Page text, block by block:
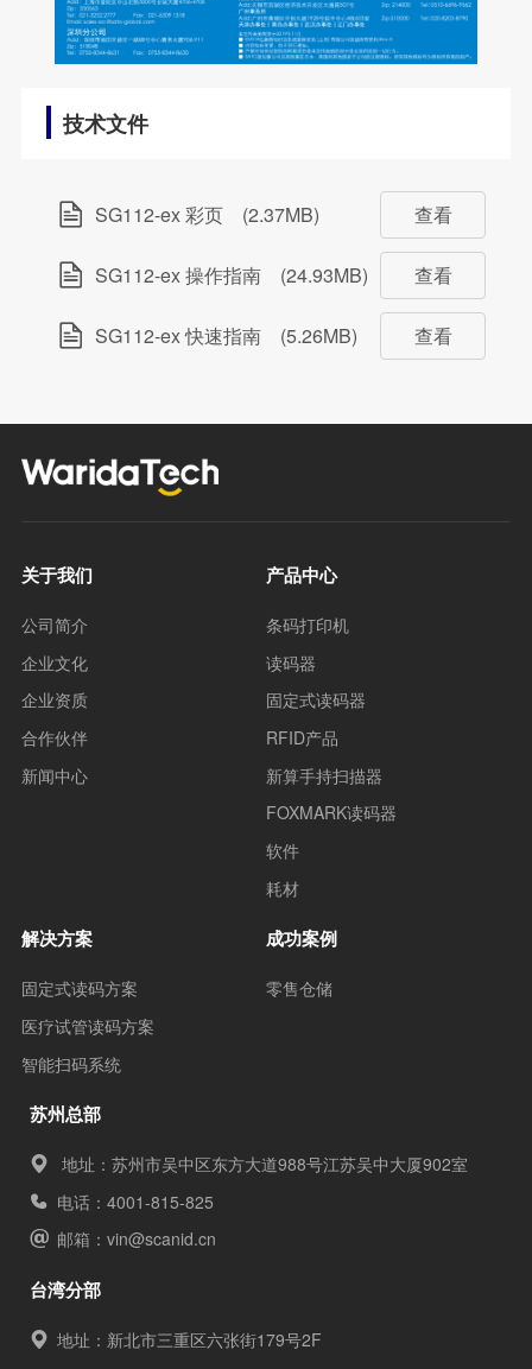
技术文件
SG112-ex 彩页 (2.37MB) 查看
SG112-ex 操作指南 (24.93MB) 查看
SG112-ex 快速指南 (5.26MB) 查看
关于我们
公司简介
企业文化
企业资质
合作伙伴
新闻中心
产品中心
条码打印机
读码器
固定式读码器
RFID产品
新算手持扫描器
FOXMARK读码器
软件
耗材
解决方案
固定式读码方案
医疗试管读码方案
智能扫码系统
成功案例
零售仓储
苏州总部
地址：苏州市吴中区东方大道988号江苏吴中大厦902室
电话：4001-815-825
邮箱： vin@scanid.cn
台湾分部
地址：新北市三重区六张街179号2F